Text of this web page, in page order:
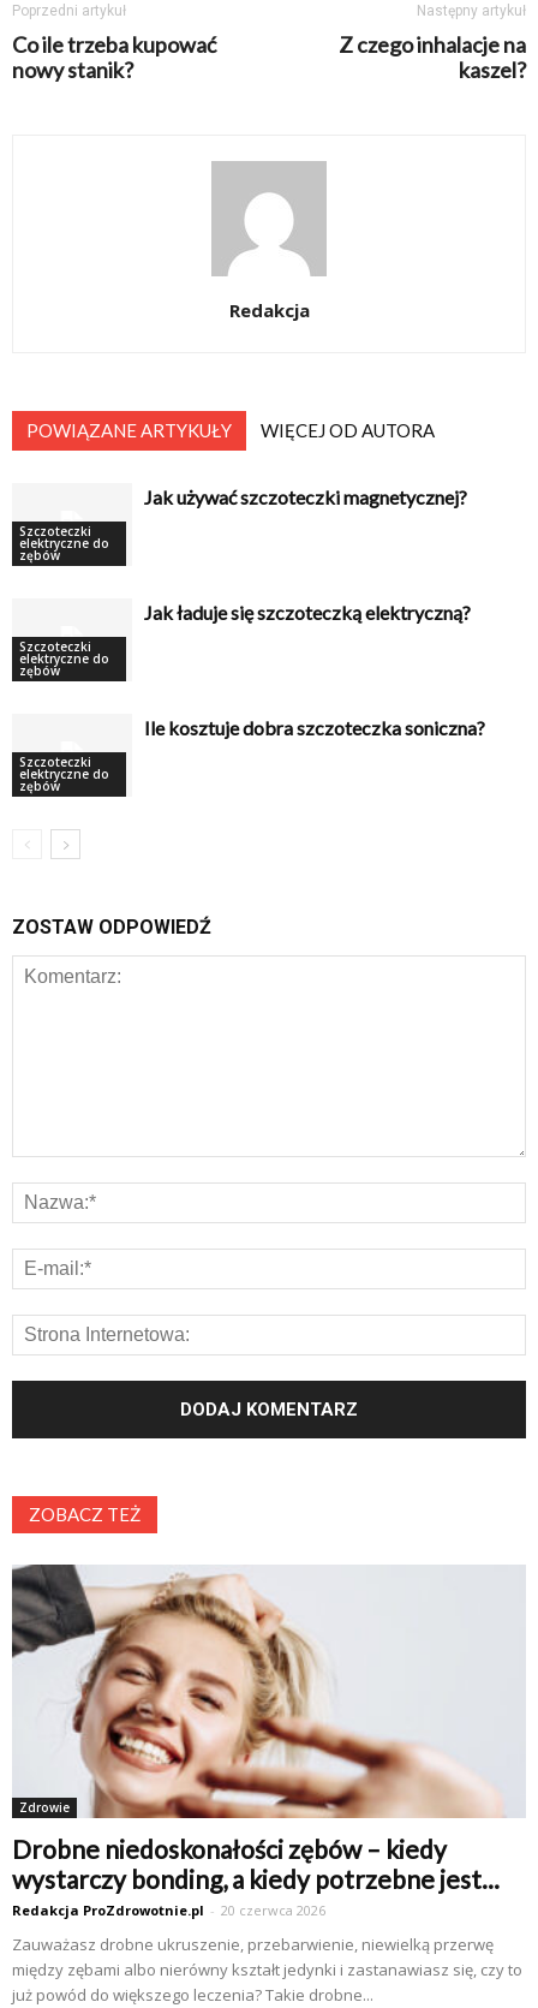
Poprzedni artykuł
Co ile trzeba kupować
nowy stanik?
Następny artykuł
Z czego inhalacje na
kaszel?
Redakcja
POWIĄZANE ARTYKUŁY WIĘCEJ OD AUTORA
Szczoteczki
elektryczne do
zębów
Jak używać szczoteczki magnetycznej?
Szczoteczki
elektryczne do
zębów
Jak ładuje się szczoteczką elektryczną?
Szczoteczki
elektryczne do
zębów
Ile kosztuje dobra szczoteczka soniczna?
ZOSTAW ODPOWIEDŹ
ZOBACZ TEŻ
Zdrowie
Drobne niedoskonałości zębów – kiedy
wystarczy bonding, a kiedy potrzebne jest...
Redakcja ProZdrowotnie.pl - 20 czerwca 2026
Zauważasz drobne ukruszenie, przebarwienie, niewielką przerwę
między zębami albo nierówny kształt jedynki i zastanawiasz się, czy to
już powód do większego leczenia? Takie drobne...